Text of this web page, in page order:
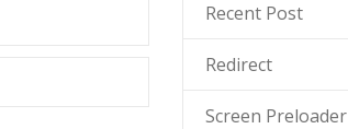
Recent Post
Redirect
Screen Preloader